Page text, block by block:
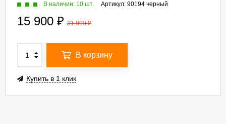
Артикул: 90194 черный
В наличии: 10 шт.
15 900 ₽ 31 900₽
В корзину
Купить в 1 клик